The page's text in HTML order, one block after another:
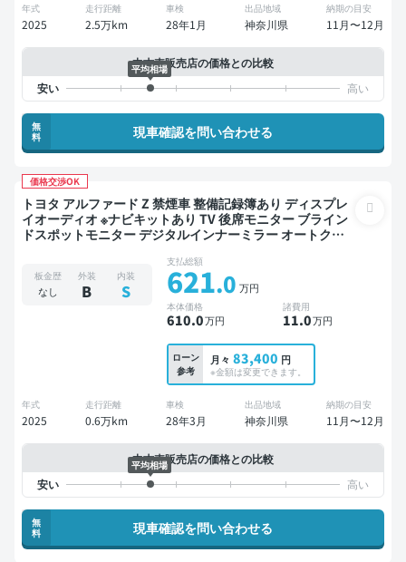
年式
2025
走行距離
2.5万km
車検
28年1月
出品地域
神奈川県
納期の目安
11月〜12月
中古車販売店の価格との比較
平均相場
無
料
現車確認を問い合わせる
価格交渉OK
トヨタ アルファード Z 禁煙車 整備記録簿あり ディスプレ
イオーディオ ※ナビキットあり TV 後席モニター ブライン
ドスポットモニター デジタルインナーミラー オートクル
ドア 全方位カメラ ドライブレコーダー 衝突軽減 両側電動
スライドドア 7人乗り
板金歴
なし
外装
B
内装
S
支払総額
621.0 万円
本体価格
610.0万円
諸費用
11.0万円
ローン
参考
月々 83,400 円
※金額は変更できます。
年式
2025
走行距離
0.6万km
車検
28年3月
出品地域
神奈川県
納期の目安
11月〜12月
中古車販売店の価格との比較
平均相場
無
料
現車確認を問い合わせる